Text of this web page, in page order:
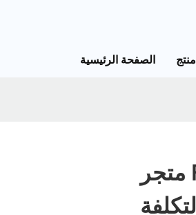
الصفحة الرئيسية منتج
متجر Fuanger للحجاب بالجملة منخفض
التكلفة